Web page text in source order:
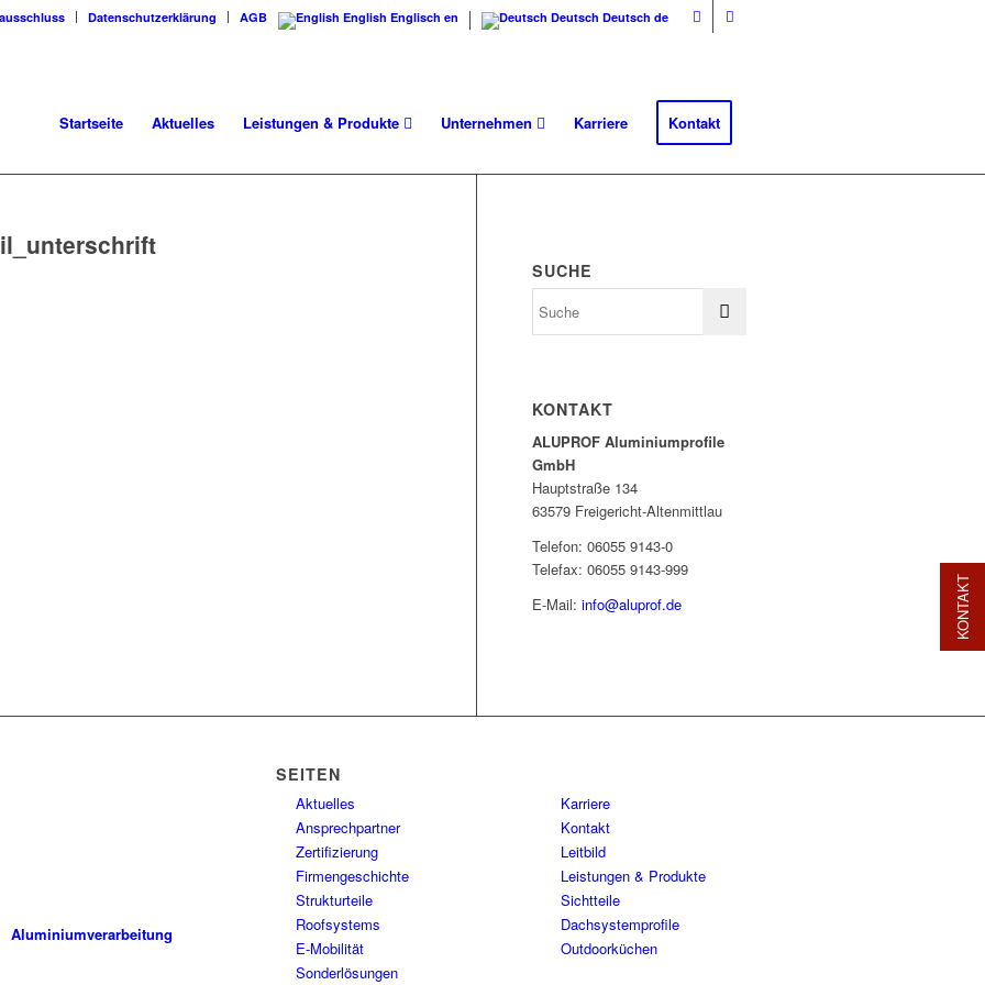
Datenschutzerklärung AGB English Englisch en Deutsch Deutsch de
Startseite Aktuelles Leistungen & Produkte Unternehmen Karriere Kontakt
SUCHE
KONTAKT
ALUPROF Aluminiumprofile
GmbH
Hauptstraße 134
63579 Freigericht-Altenmittlau
Telefon: 06055 9143-0
Telefax: 06055 9143-999
E-Mail:info@aluprof.de
Aluminiumverarbeitung
SEITEN
Aktuelles
Ansprechpartner
Zertifizierung
Firmengeschichte
Strukturteile
Roofsystems
E-Mobilität
Sonderlösungen
Karriere
Kontakt
Leitbild
Leistungen & Produkte
Sichtteile
Dachsystemprofile
Outdoorküchen
KONTAKT